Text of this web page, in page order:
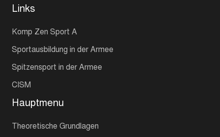
Links
Komp Zen Sport A
Sportausbildung in der Armee
Spitzensport in der Armee
CISM
Hauptmenu
Theoretische Grundlagen